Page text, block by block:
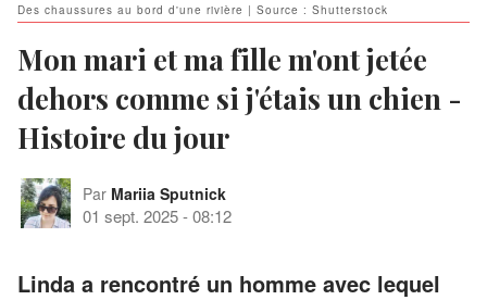
Des chaussures au bord d'une rivière | Source : Shutterstock
Mon mari et ma fille m'ont jetée
dehors comme si j'étais un chien -
Histoire du jour
Par Mariia Sputnick
01 sept. 2025-08:12
Linda a rencontré un homme avec lequel